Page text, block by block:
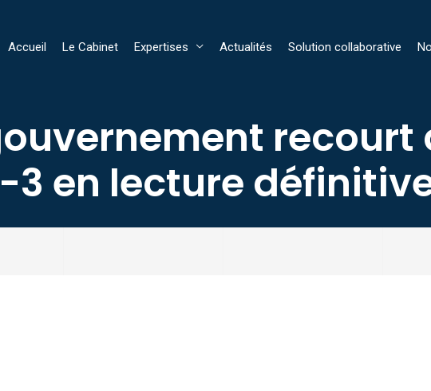
Accueil Le Cabinet Expertises Actualités Solution collaborative
recourt
3 en lecture